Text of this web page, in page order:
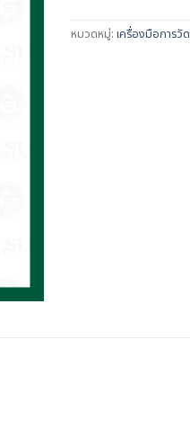
หมวดหมู่: เครื่องมือการวัด